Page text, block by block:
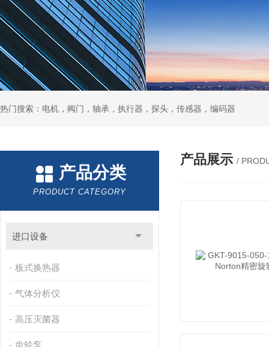
热门搜索：电机，阀门，轴承，执行器，探头，传感器，编码器
产品分类
PRODUCT CATEGORY
进口设备
板式换热器
气体分析仪
高压灭菌器
齿轮泵
产品展示 /